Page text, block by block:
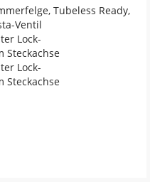
Tubeless Ready,
Ventil
Lock-
Steckachse
Lock-
Steckachse